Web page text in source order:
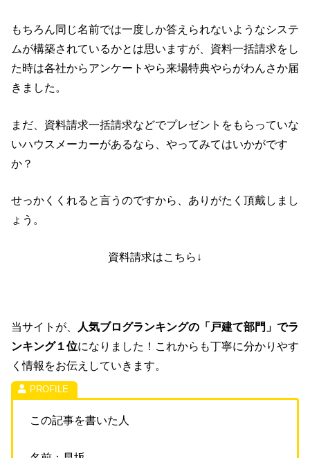
もちろん同じ名前では一度しか答えられないようなシステ
ムが構築されているかとは思いますが、資料一括請求をし
た時は各社からアンケートやら来場特典やらがわんさか届
きました。
まだ、資料請求一括請求などでプレゼントをもらっていな
いハウスメーカーがあるなら、やってみてはいかがです
か？
せっかくくれると言うのですから、ありがたく頂戴しまし
ょう。
資料請求はこちら↓
当サイトが、
人気ブログランキングの「戸建て部門」でラ
ンキング１位になりました！これからも丁寧に分かりやす
く情報をお伝えしていきます。
この記事を書いた人